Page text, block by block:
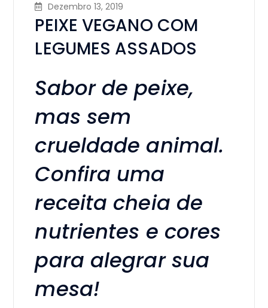
Dezembro 13, 2019
PEIXE VEGANO COM
LEGUMES ASSADOS
Sabor de peixe,
mas sem
crueldade animal.
Confira uma
receita cheia de
nutrientes e cores
para alegrar sua
mesa!